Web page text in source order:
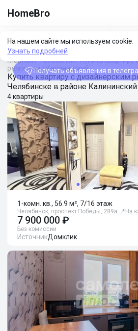
HomeBro
На нашем сайте мы используем cookie.
Узнать подробней
Получать объявления в
Фильтры
Главная/Челябинск/Купить квартиру
ремонтом/Калининский
Купить квартиру с дизайнерским
Челябинске в районе Калининский
4 квартиры
1-комн. кв., 56.9 м², 7/16 этаж
Челябинск, проспект Победы, 289а 📍 На
7 900 000 ₽
Без комиссии
ИсточникДомклик